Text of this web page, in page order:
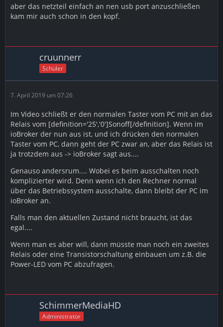
aber das netzteil einfach an nen usb port anzuschließen
kam mir auch schon in den kopf.
cruunnerr
Schüler
7. April 2019 um 07:26
Im Video schließt er den normalen Taster vom PC mit an das
Relais vom [definition='25','0']Sonoff[/definition]. Wenn im
ioBroker der nun aus ist, und ich drücken den normalen
Taster vom PC, dann geht der PC zwar an, aber das Relais ist
ja trotzdem aus -> ioBroker sagt aus....
Genauso andersrum.... Wobei es beim ausschalten noch
komplizierter wird. Denn wenn ich den Rechner normal
über das Betriebssystem ausschalte, dann bleibt der PC im
ioBroker an.
Falls man den aktuellen Zustand nicht braucht, ist das
egal....
Wenn man es aber will, dann müsste man noch ein zweites
Relais oder eine Transistorschaltung einbauen um z.B. die
Power-LED vom PC abzufragen.
SchimmerMediaHD
Administrator